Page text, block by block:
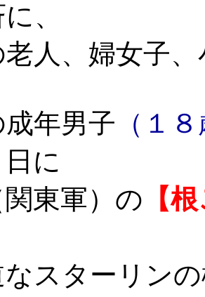
、
老人、婦女子
年男子 （１
に
関東軍）の 【
スターリン